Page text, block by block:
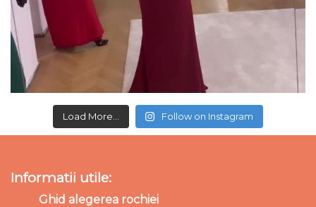
Load More... Follow on Instagram
Informatii utile:
Ghid alegerea rochiei